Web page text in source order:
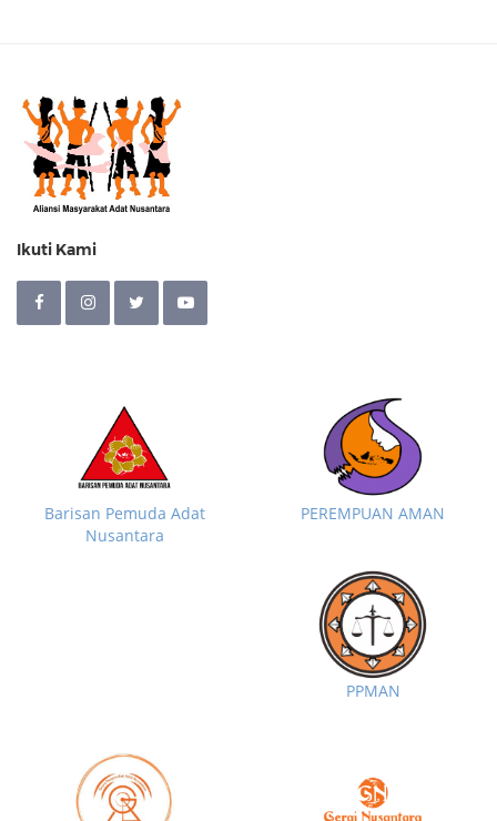
Ikuti Kami
Barisan Pemuda Adat
Nusantara
PEREMPUAN AMAN
PPMAN